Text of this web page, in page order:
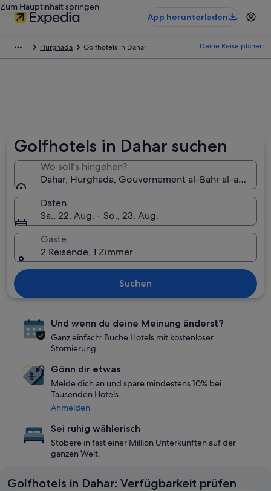
Zum Hauptinhalt springen
App herunterladen
Hurghada Golfhotels in Dahar Deine Reise planen
Golfhotels in Dahar suchen
Wo soll’s hingehen?
Dahar, Hurghada, Gouvernement al-Bahr al-ahmar,
Daten
Sa., 22. Aug. - So., 23. Aug.
Gäste
2 Reisende, 1 Zimmer
Suchen
Und wenn du deine Meinung änderst?
Ganz einfach: Buche Hotels mit kostenloser
Stornierung.
Gönn dir etwas
Melde dich an und spare mindestens 10% bei
Tausenden Hotels.
Anmelden
Sei ruhig wählerisch
Stöbere in fast einer Million Unterkünften auf der
ganzen Welt.
Golfhotels in Dahar: Verfügbarkeit prüfen